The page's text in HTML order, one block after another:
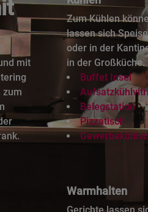
mit
zum
Zum Kühlen
lassen sich
oder in der
in der Großküche.
Buffet Insel
Belegstation
Pizzatisch
Warmhalten